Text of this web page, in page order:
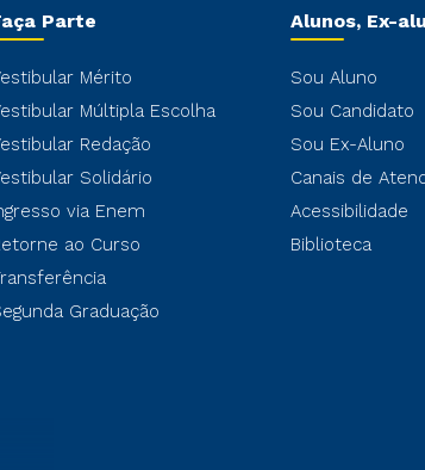
Parte
Mérito
Múltipla Escolha
Redação
Solidário
via Enem
ao Curso
Graduação
Alunos, Ex-
Sou Aluno
Sou Candidato
Sou Ex-Aluno
Canais de
Acessibilidade
Biblioteca